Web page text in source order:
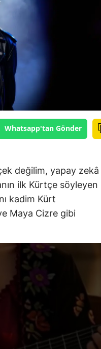
Whatsapp'tan Gönder
değilim, yapay zekâ
ilk Kürtçe söyleyen
kadim Kürt
Maya Cizre gibi